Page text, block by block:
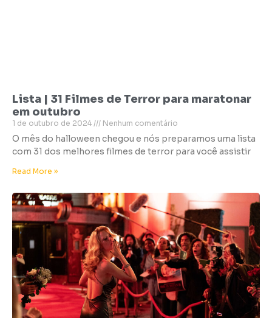
Lista | 31 Filmes de Terror para maratonar
em outubro
1 de outubro de 2024 Nenhum comentário
O mês do halloween chegou e nós preparamos uma lista
com 31 dos melhores filmes de terror para você assistir
Read More »